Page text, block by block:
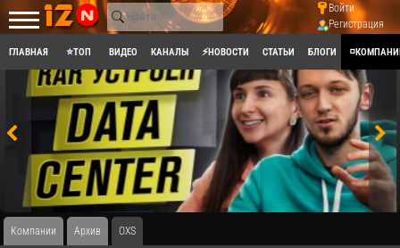
Войти
Регистрация
ГЛАВНАЯ ⭐ТОП ВИДЕО КАНАЛЫ ⚡НОВОСТИ СТАТЬИ БЛОГИ
Компании Архив OXS